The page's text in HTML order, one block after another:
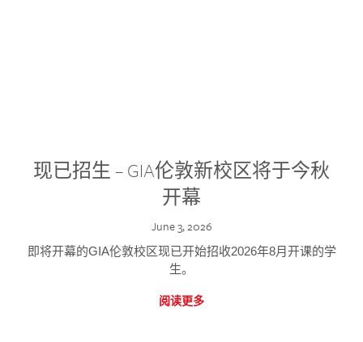
现已招生 – GIA伦敦新校区将于今秋
开幕
June 3, 2026
即将开幕的GIA伦敦校区现已开始招收2026年8月开课的学
生。
阅读更多